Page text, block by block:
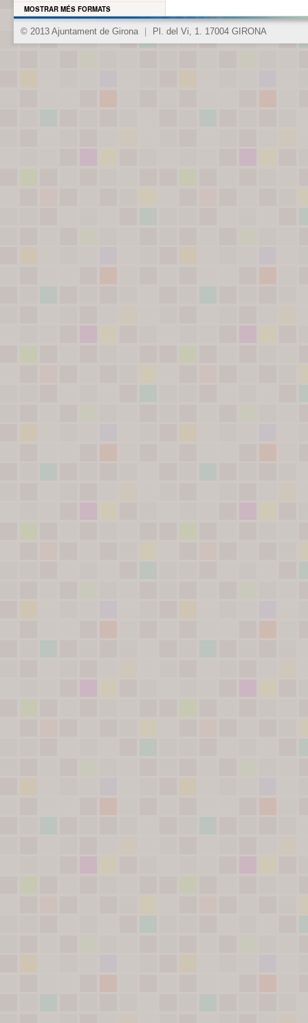
MOSTRAR MÉS FORMATS
© 2013 Ajuntament de Girona Pl. del Vi, 1. 17004 GIRONA